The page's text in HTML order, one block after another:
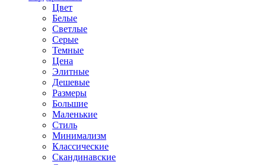
Цвет
Белые
Светлые
Серые
Темные
Цена
Элитные
Дешевые
Размеры
Большие
Маленькие
Стиль
Минимализм
Классические
Скандинавские